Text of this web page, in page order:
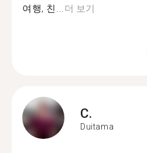
여행, 친... 더 보기
C.
Duitama